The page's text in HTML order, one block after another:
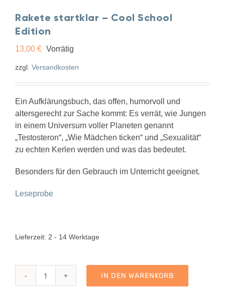
Rakete startklar – Cool School
Edition
13,00 € Vorrätig
zzgl. Versandkosten
Ein Aufklärungsbuch, das offen, humorvoll und
altersgerecht zur Sache kommt: Es verrät, wie Jungen
in einem Universum voller Planeten genannt
„Testosteron“, „Wie Mädchen ticken“ und „Sexualität“
zu echten Kerlen werden und was das bedeutet.
Besonders für den Gebrauch im Unterricht geeignet.
Leseprobe
Lieferzeit: 2 - 14 Werktage
Rakete
IN DEN WARENKORB